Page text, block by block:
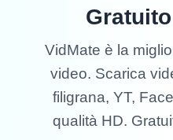
VidMate è la
video. Scarica
filigrana, YT,
qualità HD.